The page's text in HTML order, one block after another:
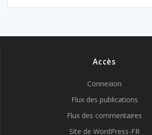
Accès
Connexion
Flux des publications
Flux des commentaires
Site de WordPress-FR